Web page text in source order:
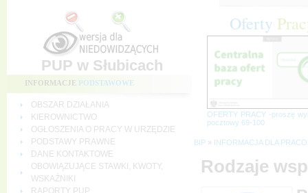
PUP w Słubicach
INFORMACJE PODSTAWOWE
OBSZAR DZIAŁANIA
KIEROWNICTWO
OGŁOSZENIA O PRACY W URZĘDZIE
PODSTAWY PRAWNE
DANE KONTAKTOWE
OBOWIĄZUJĄCE STAWKI, KWOTY,
WSKAŹNIKI
RAPORTY PUP
Oferty
OFERTY PRACY -proszę
pocztowy 69-100
BIP » INFORMACJA DLA
Rodzaje